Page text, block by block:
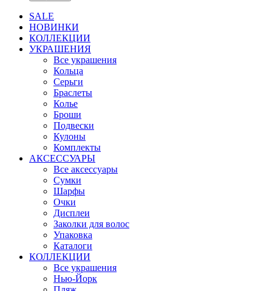
SALE
НОВИНКИ
КОЛЛЕКЦИИ
УКРАШЕНИЯ
Все украшения
Кольца
Серьги
Браслеты
Колье
Броши
Подвески
Кулоны
Комплекты
АКСЕССУАРЫ
Все аксессуары
Сумки
Шарфы
Очки
Дисплеи
Заколки для волос
Упаковка
Каталоги
КОЛЛЕКЦИИ
Все украшения
Нью-Йорк